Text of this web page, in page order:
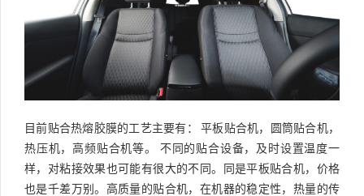
目前贴合热熔胶膜的工艺主要有： 平板贴合机，圆筒贴合机，
热压机，高频贴合机等。 不同的贴合设备，及时设置温度一
样，对粘接效果也可能有很大的不同。同是平板贴合机，价格
也是千差万别。高质量的贴合机，在机器的稳定性，热量的传